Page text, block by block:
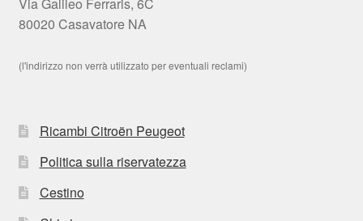
80020 Casavatore NA
(l'indirizzo non verrà utilizzato per eventuali reclami)
Ricambi Citroën Peugeot
Politica sulla riservatezza
Cestino